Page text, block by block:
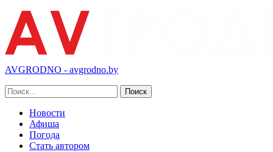
AVGRODNO - avgrodno.by
Новости
Афиша
Погода
Стать автором